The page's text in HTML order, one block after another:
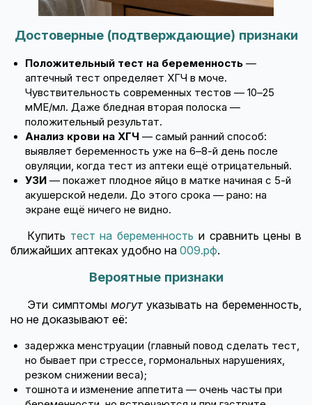
Достоверные (подтверждающие) признаки
Положительный тест на беременность—
аптечный тест определяет ХГЧ в моче.
Чувствительность современных тестов — 10–25
мМЕ/мл. Даже бледная вторая полоска —
положительный результат.
Анализ крови на ХГЧ — самый ранний способ:
выявляет беременность уже на 6–8-й день после
овуляции, когда тест из аптеки ещё отрицательный.
УЗИ— покажет плодное яйцо в матке начиная с 5-й
акушерской недели. До этого срока — рано: на
экране ещё ничего не видно.
Купить тест на беременность и сравнить цены в
ближайших аптеках удобно на 009.рф.
Вероятные признаки
Эти симптомымогутуказывать на беременность,
но не доказывают её:
задержка менструации (главный повод сделать тест,
но бывает при стрессе, гормональных нарушениях,
резком снижении веса);
тошнота и изменение аппетита — очень часты при